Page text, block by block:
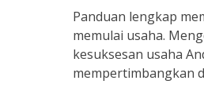
Panduan lengkap
memulai usaha.
kesuksesan usaha
mempertimbangkan